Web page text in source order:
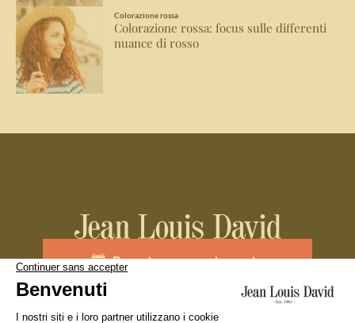
Colorazione rossa
Colorazione rossa: focus sulle differenti
nuance di rosso
Prenota un appuntamento